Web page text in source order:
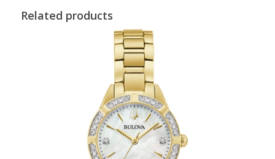
Related products